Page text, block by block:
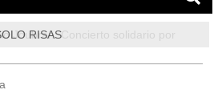
RISAS